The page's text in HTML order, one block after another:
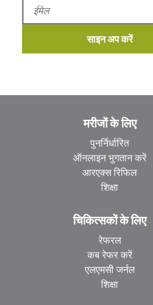
साइन अप करें
मरीजों के लिए
पुनर्निर्धारित
ऑनलाइन भुगतान करें
आरएक्स रिफिल
शिक्षा
चिकित्सकों के लिए
रेफरल
कब रेफर करें
एलएमसी जर्नल
शिक्षा